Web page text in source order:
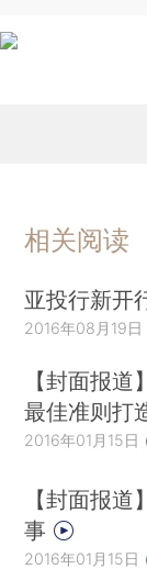
相关阅读
亚投行新开
2016年08月19日
【封面报
最佳准则打
2016年01月15日
【封面报
事
2016年01月15日